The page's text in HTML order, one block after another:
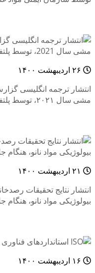
انتشار ترجمه انگلیسی
مشی سال ۲۰۲۱، توسط پلتفرم (بنیاد) ملی ایمنی نانو کشور سوئد
انتشار نتایج تحقیقات
بیولوژیکی مواد نانو، هنگام